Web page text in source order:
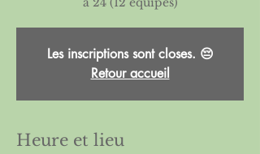
Les inscriptions sont closes. 😔
Retour accueil
Heure et lieu